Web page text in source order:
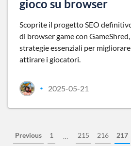
gioco su browser
Scoprite il progetto SEO
di browser game con
strategie essenziali per
attirare i giocatori.
• 2025-05-21
Previous 1 … 215 216 217